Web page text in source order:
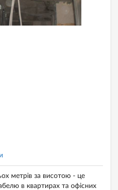
метрів за висотою - це
в квартирах та офісних